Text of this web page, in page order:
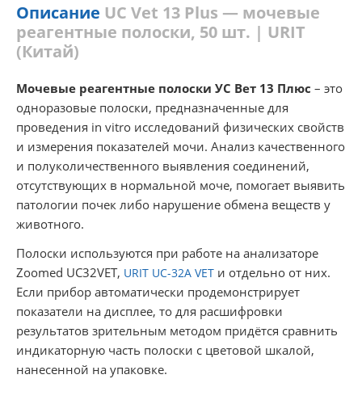
Описание UC Vet 13 Plus — мочевые
реагентные полоски, 50 шт. | URIT
(Китай)
Мочевые реагентные полоски УС Вет 13 Плюс – это
одноразовые полоски, предназначенные для
проведения in vitro исследований физических свойств
и измерения показателей мочи. Анализ качественного
и полуколичественного выявления соединений,
отсутствующих в нормальной моче, помогает выявить
патологии почек либо нарушение обмена веществ у
животного.
Полоски используются при работе на анализаторе
Zoomed UC32VET, URIT UC-32A VET и отдельно от них.
Если прибор автоматически продемонстрирует
показатели на дисплее, то для расшифровки
результатов зрительным методом придётся сравнить
индикаторную часть полоски с цветовой шкалой,
нанесенной на упаковке.